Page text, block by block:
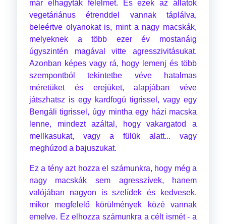
már elhagyták félelmet. És ezek az állatok
vegetáriánus étrenddel vannak táplálva,
beleértve olyanokat is, mint a nagy macskák,
melyeknek a több ezer év mostanáig
úgyszintén magával vitte agresszivitásukat.
Azonban képes vagy rá, hogy lemenj és több
szempontból tekintetbe véve hatalmas
méretüket és erejüket, alapjában véve
játszhatsz is egy kardfogú tigrissel, vagy egy
Bengáli tigrissel, úgy mintha egy házi macska
lenne, mindezt azáltal, hogy vakargatod a
mellkasukat, vagy a fülük alatt... vagy
meghúzod a bajuszukat.
Ez a tény azt hozza el számunkra, hogy még a
nagy macskák sem agresszívek, hanem
valójában nagyon is szelídek és kedvesek,
mikor megfelelő körülmények közé vannak
emelve. Ez elhozza számunkra a célt ismét - a